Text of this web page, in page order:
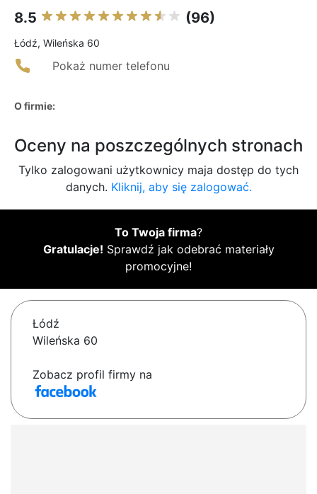
8.5 (96)
Łódź, Wileńska 60
Pokaż numer telefonu
O firmie:
Oceny na poszczególnych stronach
Tylko zalogowani użytkownicy maja dostęp do tych
danych. Kliknij, aby się zalogować.
To Twoja firma?
Gratulacje! Sprawdź jak odebrać materiały
promocyjne!
Łódź
Wileńska 60
Zobacz profil firmy na